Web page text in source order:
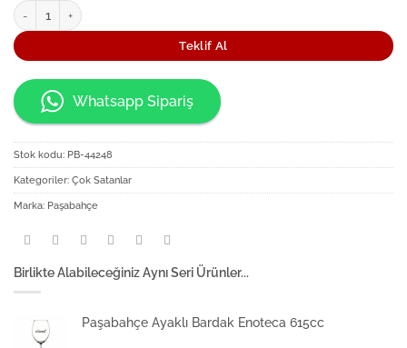
Paşabahçe Ayaklı Bardak Enoteca 780cc adet
Teklif Al
Whatsapp Sipariş
Stok kodu: PB-44248
Kategoriler: Çok Satanlar
Marka: Paşabahçe
Birlikte Alabileceğiniz Aynı Seri Ürünler...
Paşabahçe Ayaklı Bardak Enoteca 615cc